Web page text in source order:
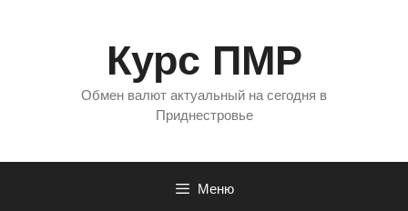
Курс ПМР
Обмен валют актуальный на сегодня в
Приднестровье
Меню